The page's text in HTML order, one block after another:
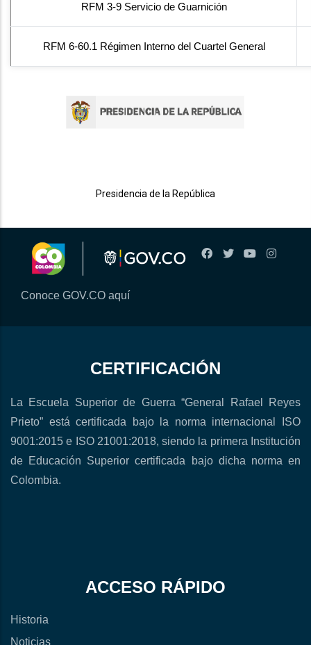
RFM 3-9 Servicio de Guarnición
RFM 6-60.1 Régimen Interno del Cuartel General
Presidencia de la República
Conoce GOV.CO aquí
CERTIFICACIÓN
La Escuela Superior de Guerra “General Rafael Reyes
Prieto” está certificada bajo la norma internacional ISO
9001:2015 e ISO 21001:2018, siendo la primera Institución
de Educación Superior certificada bajo dicha norma en
Colombia.
ACCESO RÁPIDO
Historia
Noticias